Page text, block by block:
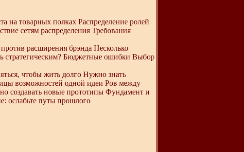
на товарных полках Распределение ролей
сетям распределения Требования
расширения брэнда Несколько
стратегическим? Бюджетные ошибки Выбор
чтобы жить долго Нужно знать
возможностей одной идеи Ров между
создавать новые прототипы Фундамент и
ослабьте путы прошлого